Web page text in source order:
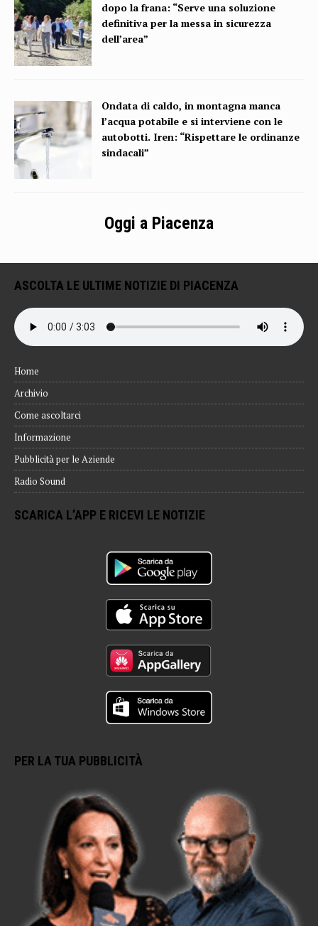
dopo la frana: “Serve una soluzione
definitiva per la messa in sicurezza
dell’area”
Ondata di caldo, in montagna manca
l’acqua potabile e si interviene con le
autobotti. Iren: “Rispettare le ordinanze
sindacali”
Oggi a Piacenza
ASCOLTA LE ULTIME NOTIZIE DI PIACENZA
Home
Archivio
Come ascoltarci
Informazione
Pubblicità per le Aziende
Radio Sound
SCARICA L’APP E RICEVI LE NOTIZIE
PER LA TUA PUBBLICITÀ